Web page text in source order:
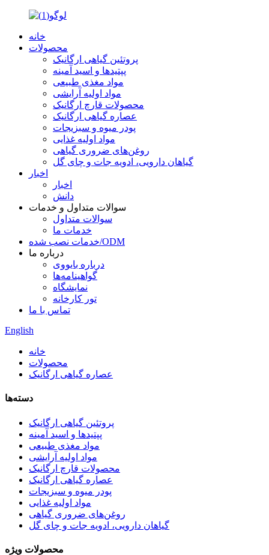
خانه
محصولات
پروتئین گیاهی ارگانیک
پپتیدها و اسید آمینه
مواد مغذی طبیعی
مواد اولیه آرایشی
محصولات قارچ ارگانیک
عصاره گیاهی ارگانیک
پودر میوه و سبزیجات
مواد اولیه غذایی
روغن‌های ضروری گیاهی
گیاهان دارویی، ادویه جات و چای گل
اخبار
اخبار
دانش
سوالات متداول و خدمات
سوالات متداول
خدمات ما
خدمات نصب شده/ODM
درباره ما
درباره بایووی
گواهینامه‌ها
نمایشگاه
تور کارخانه
تماس با ما
English
خانه
محصولات
عصاره گیاهی ارگانیک
دسته‌ها
پروتئین گیاهی ارگانیک
پپتیدها و اسید آمینه
مواد مغذی طبیعی
مواد اولیه آرایشی
محصولات قارچ ارگانیک
عصاره گیاهی ارگانیک
پودر میوه و سبزیجات
مواد اولیه غذایی
روغن‌های ضروری گیاهی
گیاهان دارویی، ادویه جات و چای گل
محصولات ویژه